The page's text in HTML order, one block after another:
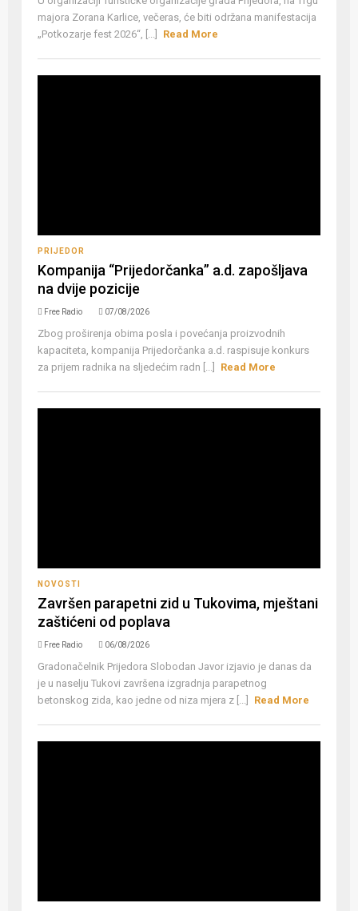
majora Zorana Karlice, večeras, će biti održana manifestacija
„Potkozarje fest 2026“, [...]
Read More
PRIJEDOR
Kompanija “Prijedorčanka” a.d. zapošljava
na dvije pozicije
Free Radio 07/08/2026
Zbog proširenja obima posla i povećanja proizvodnih
kapaciteta, kompanija Prijedorčanka a.d. raspisuje konkurs
za prijem radnika na sljedećim radn [...]
Read More
NOVOSTI
Završen parapetni zid u Tukovima, mještani
zaštićeni od poplava
Free Radio 06/08/2026
Gradonačelnik Prijedora Slobodan Javor izjavio je danas da
je u naselju Tukovi završena izgradnja parapetnog
betonskog zida, kao jedne od niza mjera z [...]
Read More